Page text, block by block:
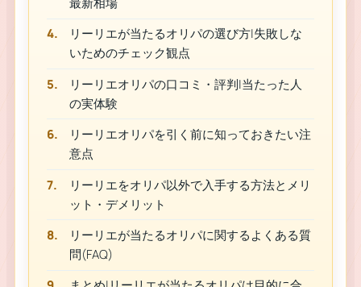
リーリエが当たるオリパの選び方|失敗しな
いためのチェック観点
リーリエオリパの口コミ・評判|当たった人
の実体験
リーリエオリパを引く前に知っておきたい注
意点
リーリエをオリパ以外で入手する方法とメリ
ット・デメリット
リーリエが当たるオリパに関するよくある質
問(FAQ)